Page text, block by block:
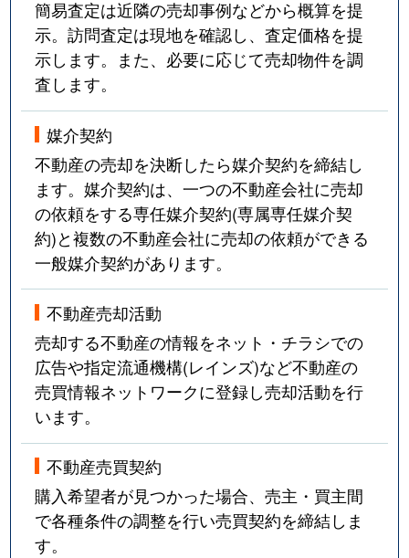
簡易査定は近隣の売却事例などから概算を提
示。訪問査定は現地を確認し、査定価格を提
示します。また、必要に応じて売却物件を調
査します。
媒介契約
不動産の売却を決断したら媒介契約を締結し
ます。媒介契約は、一つの不動産会社に売却
の依頼をする専任媒介契約(専属専任媒介契
約)と複数の不動産会社に売却の依頼ができる
一般媒介契約があります。
不動産売却活動
売却する不動産の情報をネット・チラシでの
広告や指定流通機構(レインズ)など不動産の
売買情報ネットワークに登録し売却活動を行
います。
不動産売買契約
購入希望者が見つかった場合、売主・買主間
で各種条件の調整を行い売買契約を締結しま
す。